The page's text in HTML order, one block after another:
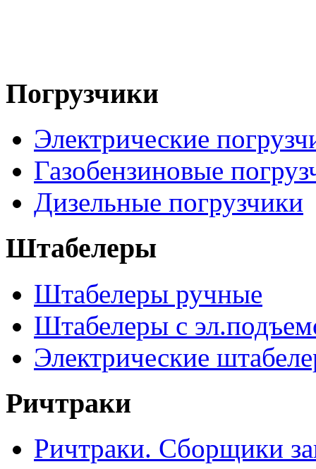
Погрузчики
Электрические
Газобензиновые
Дизельные погрузчики
Штабелеры
Штабелеры ручные
Штабелеры с
Электрические
Ричтраки
Ричтраки. Сборщики